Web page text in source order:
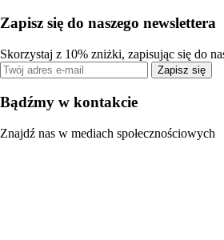
Zapisz się do naszego newslettera
Skorzystaj z 10% zniżki, zapisując się do
Zapisz się
Bądźmy w kontakcie
Znajdź nas w mediach społecznościowych